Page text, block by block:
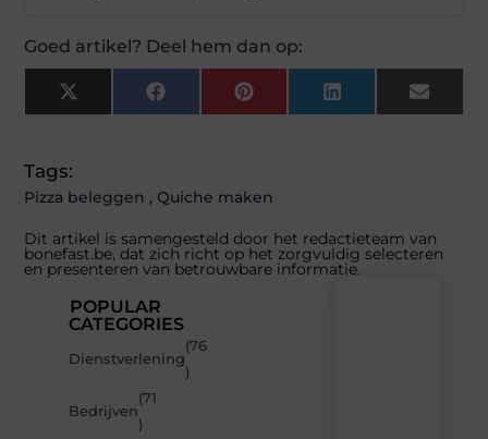
Goed artikel? Deel hem dan op:
X
(Twitter)
FacebookPinterestLinkedInEmail
Tags:
Pizza beleggen , Quiche maken
Dit artikel is samengesteld door het redactieteam van
bonefast.be, dat zich richt op het zorgvuldig selecteren
en presenteren van betrouwbare informatie.
POPULAR
CATEGORIES
Dienstverlening
(76
)
Bedrijven
(71
)